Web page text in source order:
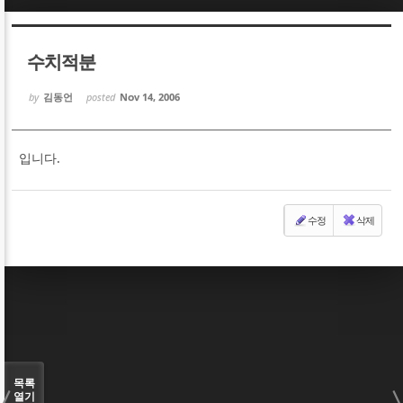
수치적분
by 김동언 posted Nov 14, 2006
입니다.
수정 삭제
목록
열기
Sketchbook5, 스케치북5
Sketchbook5, 스케치북5
Sketchbook5, 스케치북5
Sketchbook5, 스케치북5